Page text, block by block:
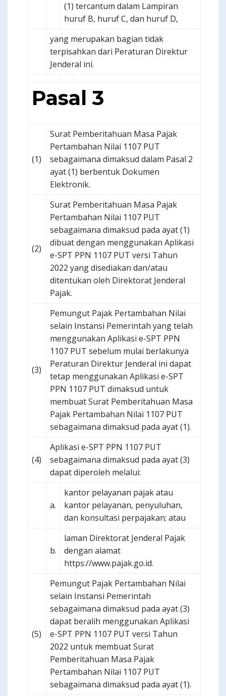
(1) tercantum dalam Lampiran
huruf B, huruf C, dan huruf D,
yang merupakan bagian tidak
terpisahkan dari Peraturan Direktur
Jenderal ini.
Pasal 3
(1)
Surat Pemberitahuan Masa Pajak
Pertambahan Nilai 1107 PUT
sebagaimana dimaksud dalam Pasal 2
ayat (1) berbentuk Dokumen
Elektronik.
(2)
Surat Pemberitahuan Masa Pajak
Pertambahan Nilai 1107 PUT
sebagaimana dimaksud pada ayat (1)
dibuat dengan menggunakan Aplikasi
e-SPT PPN 1107 PUT versi Tahun
2022 yang disediakan dan/atau
ditentukan oleh Direktorat Jenderal
Pajak.
(3)
Pemungut Pajak Pertambahan Nilai
selain Instansi Pemerintah yang telah
menggunakan Aplikasi e-SPT PPN
1107 PUT sebelum mulai berlakunya
Peraturan Direktur Jenderal ini dapat
tetap menggunakan Aplikasi e-SPT
PPN 1107 PUT dimaksud untuk
membuat Surat Pemberitahuan Masa
Pajak Pertambahan Nilai 1107 PUT
sebagaimana dimaksud pada ayat (1).
(4)
Aplikasi e-SPT PPN 1107 PUT
sebagaimana dimaksud pada ayat (3)
dapat diperoleh melalui:
a.
kantor pelayanan pajak atau
kantor pelayanan, penyuluhan,
dan konsultasi perpajakan; atau
b.
laman Direktorat Jenderal Pajak
dengan alamat
https://www.pajak.go.id.
(5)
Pemungut Pajak Pertambahan Nilai
selain Instansi Pemerintah
sebagaimana dimaksud pada ayat (3)
dapat beralih menggunakan Aplikasi
e-SPT PPN 1107 PUT versi Tahun
2022 untuk membuat Surat
Pemberitahuan Masa Pajak
Pertambahan Nilai 1107 PUT
sebagaimana dimaksud pada ayat (1).